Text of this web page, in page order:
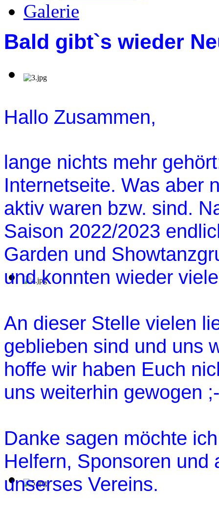
Galerie
Bald gibt`s wieder
Hallo Zusammen,
lange nichts mehr
Internetseite. Was aber
aktiv waren bzw. sind.
Saison 2022/2023
Garden und
und konnten wieder
An dieser Stelle vielen
geblieben sind und uns
hoffe wir haben Euch
uns weiterhin gewogen
Danke sagen möchte
Helfern, Sponsoren und
unserses Vereins.